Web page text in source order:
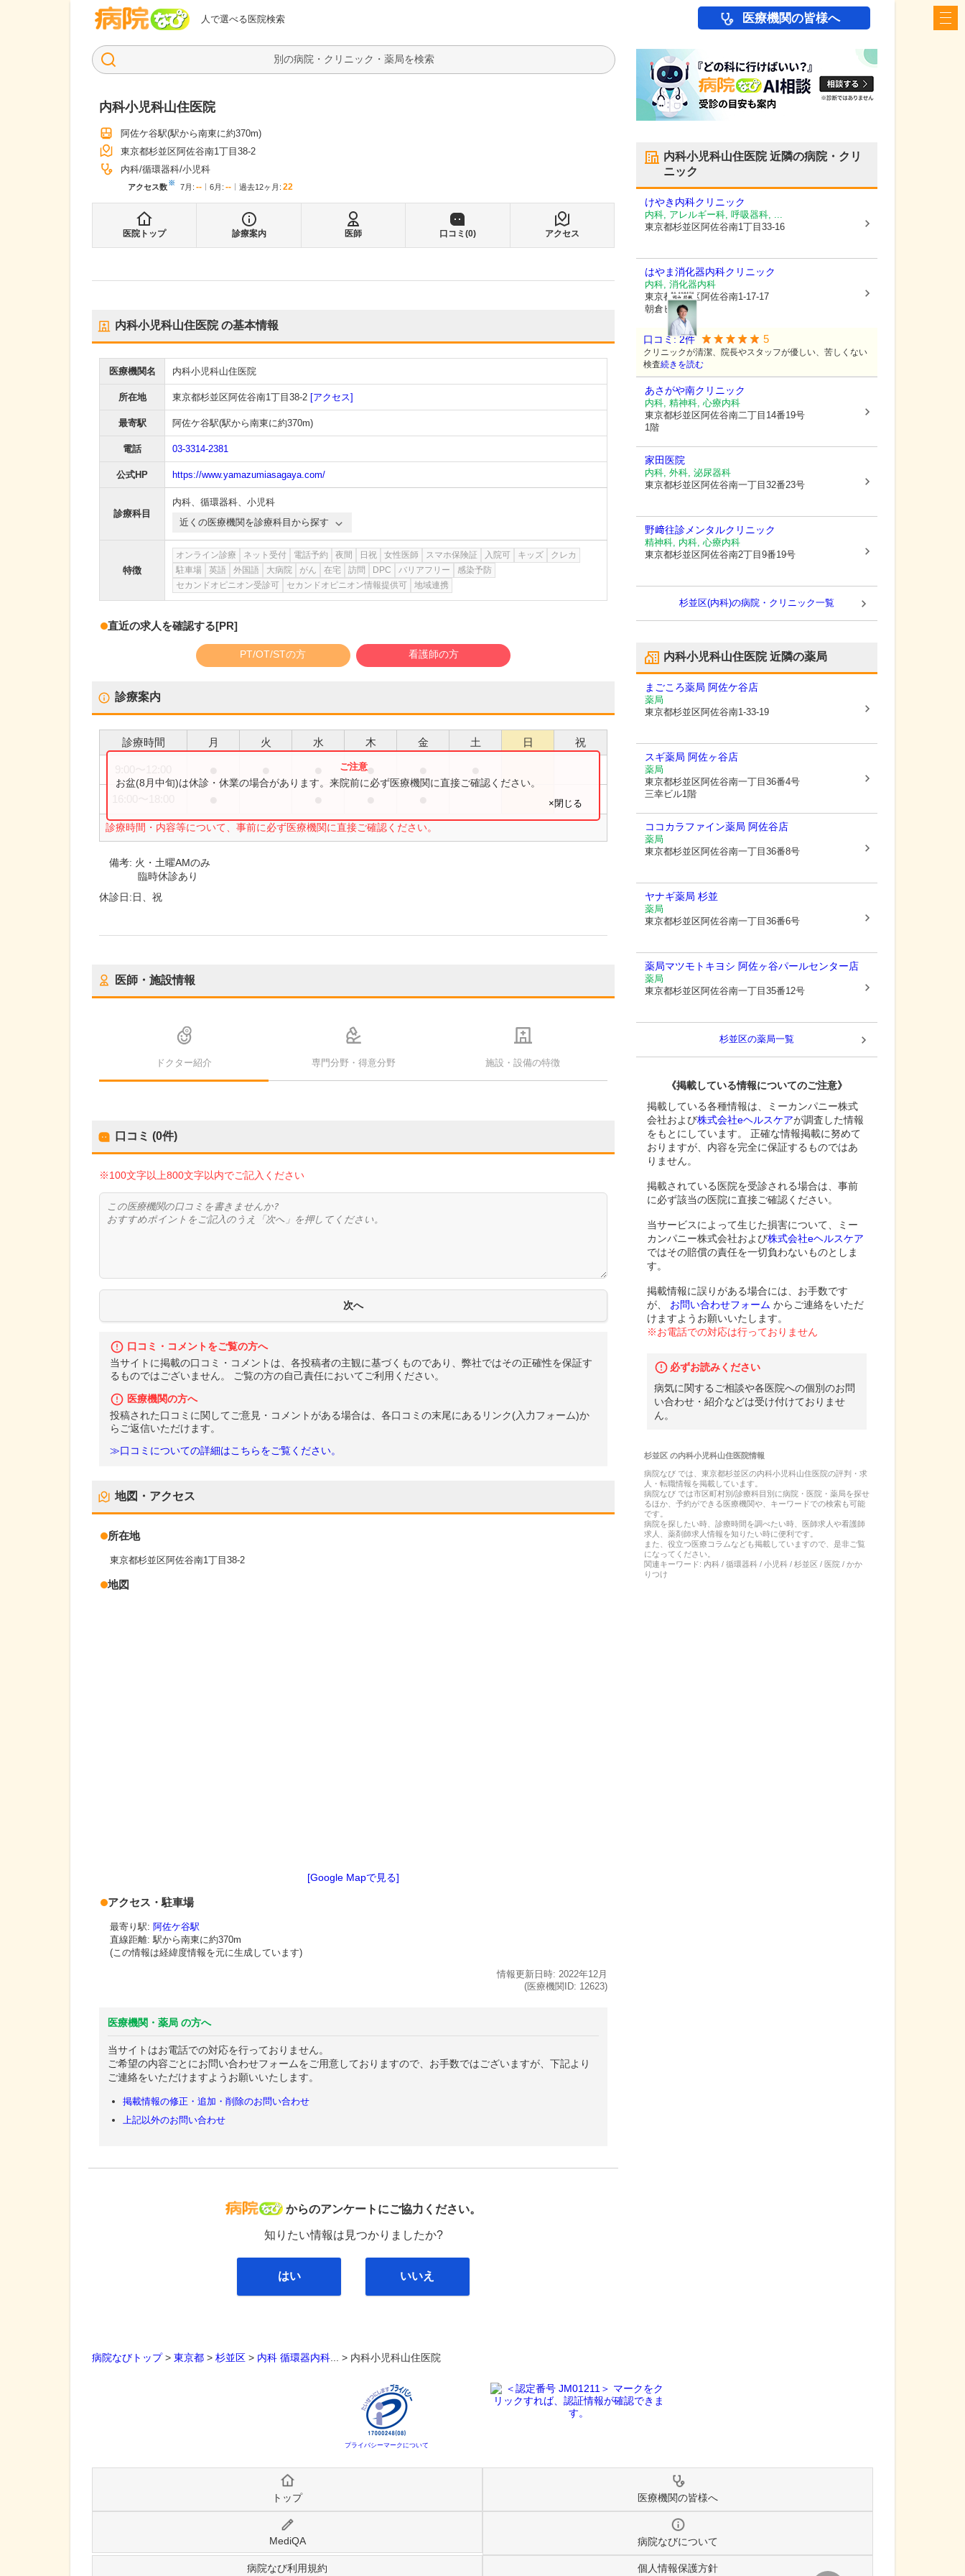
人で選べる医院検索
病院なび 医療機関の皆様へ
検索
内科小児科山住医院
阿佐ケ谷駅(駅から南東に約370m)
東京都杉並区阿佐谷南1丁目38-2
内科 循環器科 小児科
アクセス数※ 7月 : -- 6月 : -- 過去12ヶ月: 22
医院トップ 診療案内 医師 口コミ(0) アクセス
内科小児科山住医院の基本情報
医療機関名 内科小児科山住医院
所在地 東京都杉並区阿佐谷南1丁目38-2 [アクセス]
最寄駅 阿佐ケ谷駅(駅から南東に約370m)
電話 03-3314-2381
公式HP https://www.yamazumiasagaya.com/
診療科目
内科、 循環器科、 小児科
近くの医療機関を診療科目から探す
特徴
オンライン診療 ネット受付 電話予約 夜間 日祝 女性医師 スマホ保険証 入院可 キッズ
クレカ
駐車場
英語 外国語 大病院 がん 在宅 訪問 DPC バリアフリー
感染予防
セカンドオピニオン受診可
セカンドオピニオン情報提供可 地域連携
直近の求人を確認する[PR]
PT/OT/STの方 看護師の方
診療案内
診療時間 月 火 水 木 金 土 日 祝
●
診療時間・内容等について、事前に必ず医療機関に直接ご確認ください。
お盆(8月中旬)は休診・休業の場合があります。来院前に必ず医療機関に直接ご確認ください。
×閉じる
備考: 火・土曜AMのみ
臨時休診あり
休診日:日、祝
医師・施設情報
ドクター紹介 専門分野・得意分野 施設・設備の特徴
口コミ (0件)
※100文字以上800文字以内でご記入ください
口コミ・コメントをご覧の方へ
当サイトに掲載の口コミ・コメントは、各投稿者の主観に基づくものであり、弊社ではその正確性を保証す
るものではございません。 ご覧の方の自己責任においてご利用ください。
医療機関の方へ
投稿された口コミに関してご意見・コメントがある場合は、各口コミの末尾にあるリンク(入力フォーム)か
らご返信いただけます。
≫口コミについての詳細はこちらをご覧ください。
地図・アクセス
所在地
東京都杉並区阿佐谷南1丁目38-2
地図
[Google Mapで見る]
アクセス・駐車場
最寄り駅: 阿佐ケ谷駅
直線距離: 駅から南東に約370m
(この情報は経緯度情報を元に生成しています)
情報更新日時: 2022年12月
(医療機関ID: 12623)
医療機関・薬局 の方へ
当サイトはお電話での対応を行っておりません。
ご希望の内容ごとにお問い合わせフォームをご用意しておりますので、お手数ではございますが、下記より
ご連絡をいただけますようお願いいたします。
掲載情報の修正・追加・削除のお問い合わせ
上記以外のお問い合わせ
病院なび
からのアンケートにご協力ください。
知りたい情報は見つかりましたか?
はい いいえ
内科小児科山住医院近隣の病院・クリ
ニック
けやき内科クリニック
内科, アレルギー科, 呼吸器科, ...
東京都杉並区阿佐谷南1丁目33-16
はやま消化器内科クリニック
内科, 消化器内科
東京都杉並区阿佐谷南1-17-17
朝倉ビル1階
口コミ: 2件 5
クリニックが清潔、院長やスタッフが優しい、苦しくない
検査続きを読む
あさがや南クリニック
内科, 精神科, 心療内科
東京都杉並区阿佐谷南二丁目14番19号
1階
家田医院
内科, 外科, 泌尿器科
東京都杉並区阿佐谷南一丁目32番23号
野﨑往診メンタルクリニック
精神科, 内科, 心療内科
東京都杉並区阿佐谷南2丁目9番19号
杉並区(内科)の病院・クリニック一覧
内科小児科山住医院近隣の薬局
まごころ薬局 阿佐ケ谷店
薬局
東京都杉並区阿佐谷南1-33-19
スギ薬局 阿佐ヶ谷店
薬局
東京都杉並区阿佐谷南一丁目36番4号
三幸ビル1階
ココカラファイン薬局 阿佐谷店
薬局
東京都杉並区阿佐谷南一丁目36番8号
ヤナギ薬局 杉並
薬局
東京都杉並区阿佐谷南一丁目36番6号
薬局マツモトキヨシ 阿佐ヶ谷パールセンター店
薬局
東京都杉並区阿佐谷南一丁目35番12号
杉並区の薬局一覧
《掲載している情報についてのご注意》
掲載している各種情報は、ミーカンパニー株式
会社および株式会社eヘルスケアが調査した情報
をもとにしています。 正確な情報掲載に努めて
おりますが、内容を完全に保証するものではあ
りません。
掲載されている医院を受診される場合は、事前
に必ず該当の医院に直接ご確認ください。
当サービスによって生じた損害について、ミー
カンパニー株式会社および株式会社eヘルスケア
ではその賠償の責任を一切負わないものとしま
す。
掲載情報に誤りがある場合には、お手数です
が、
お問い合わせフォーム からご連絡をいただ
けますようお願いいたします。
※お電話での対応は行っておりません
必ずお読みください
病気に関するご相談や各医院への個別のお問
い合わせ・紹介などは受け付けておりませ
ん。
杉並区の内科小児科山住医院情報
病院なび では、 東京都杉並区の内科小児科山住医院の評判・求
人・転職情報を掲載しています。
病院なび では市区町村別/診療科目別に病院・医院・薬局を探せ
るほか、予約ができる医療機関や、キーワードでの検索も可能
です。
病院を探したい時、診療時間を調べたい時、医師求人や看護師
求人、薬剤師求人情報を知りたい時に便利です。
また、役立つ医療コラムなども掲載していますので、是非ご覧
になってください。
関連キーワード: 内科 / 循環器科 / 小児科 / 杉並区 / 医院 / かか
りつけ
病院なびトップ> 東京都 > 杉並区 > 内科 循環器内科 ... > 内科小児科山住医院
プライバシーマークについて
トップ 医療機関の皆様へ
MediQA 病院なびについて
病院なび利用規約 個人情報保護方針